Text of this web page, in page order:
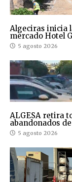
Algeciras inicia
mercado Hotel
5 agosto 2026
ALGESA retira
abandonados
5 agosto 2026